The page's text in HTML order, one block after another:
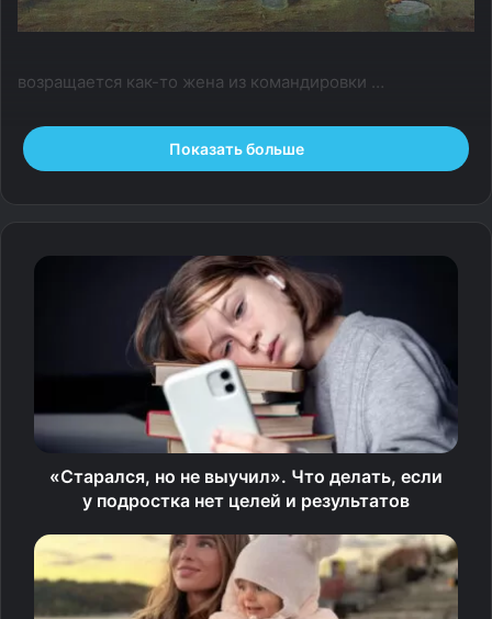
возращается как-то жена из командировки …
— По материалам Показать больше
«Старался, но не выучил». Что делать, если
у подростка нет целей и результатов